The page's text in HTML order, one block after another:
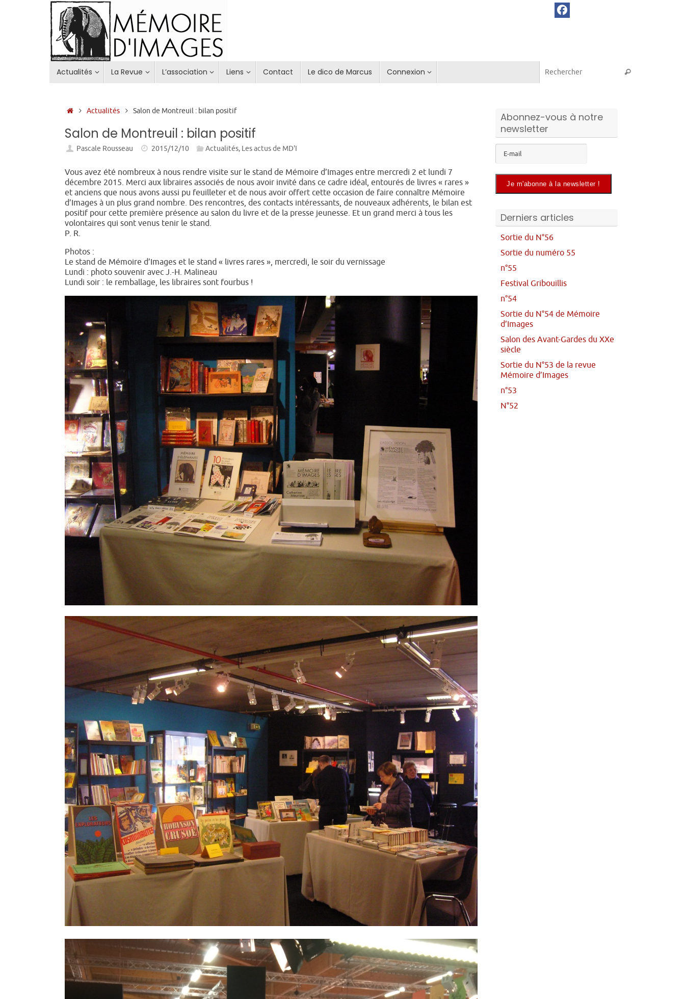
Actualités La Revue L’association Liens Contact Le dico de Marcus Connexion Rechercher
Accueil
Actualités Salon de Montreuil : bilan positif
Salon de Montreuil : bilan positif
Pascale Rousseau 2015/12/10 Actualités, Les actus de MD'I
Vous avez été nombreux à nous rendre visite sur le stand de Mémoire d’Images entre mercredi 2 et lundi 7
décembre 2015. Merci aux libraires associés de nous avoir invité dans ce cadre idéal, entourés de livres « rares »
et anciens que nous avons aussi pu feuilleter et de nous avoir offert cette occasion de faire connaître Mémoire
d’Images à un plus grand nombre. Des rencontres, des contacts intéressants, de nouveaux adhérents, le bilan est
positif pour cette première présence au salon du livre et de la presse jeunesse. Et un grand merci à tous les
volontaires qui sont venus tenir le stand.
P. R.
Photos :
Le stand de Mémoire d’Images et le stand « livres rares », mercredi, le soir du vernissage
Lundi : photo souvenir avec J.-H. Malineau
Lundi soir : le remballage, les libraires sont fourbus !
Abonnez-vous à notre
newsletter
Derniers articles
Sortie du N°56
Sortie du numéro 55
n°55
Festival Gribouillis
n°54
Sortie du N°54 de Mémoire
d’Images
Salon des Avant-Gardes du XXe
siècle
Sortie du N°53 de la revue
Mémoire d’Images
n°53
N°52